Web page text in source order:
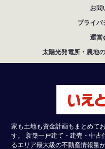
お問
プライバ
運営
太陽光発電所・農地
家も土地も資金計画もまとめて
す。 新築一戸建て・建売・中古
るエリア最大級の不動産情報量